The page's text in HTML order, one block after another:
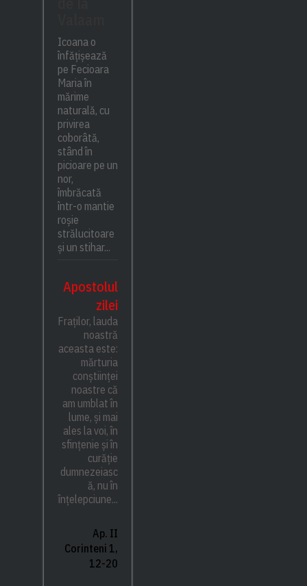
Icoana o
înfățișează
pe Fecioara
Maria în
mărime
naturală, cu
privirea
coborâtă,
stând în
picioare pe un
nor,
îmbrăcată
într-o mantie
roșie
strălucitoare
și un stihar...
Apostolul
zilei
Fraților, lauda
noastră
aceasta este:
mărturia
conștiinței
noastre că
am umblat în
lume, și mai
ales la voi, în
sfințenie și în
curăție
dumnezeiasc
ă, nu în
înțelepciune...
Ap. II
Corinteni 1,
12-20